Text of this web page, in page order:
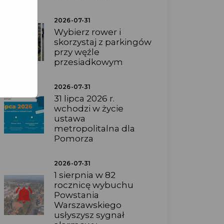
2026-07-31
Wybierz rower i
skorzystaj z parkingów
przy węźle
przesiadkowym
2026-07-31
31 lipca 2026 r.
wchodzi w życie
ustawa
metropolitalna dla
Pomorza
2026-07-31
1 sierpnia w 82
rocznicę wybuchu
Powstania
Warszawskiego
usłyszysz sygnał